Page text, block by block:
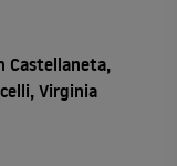
Castellaneta,
Virginia